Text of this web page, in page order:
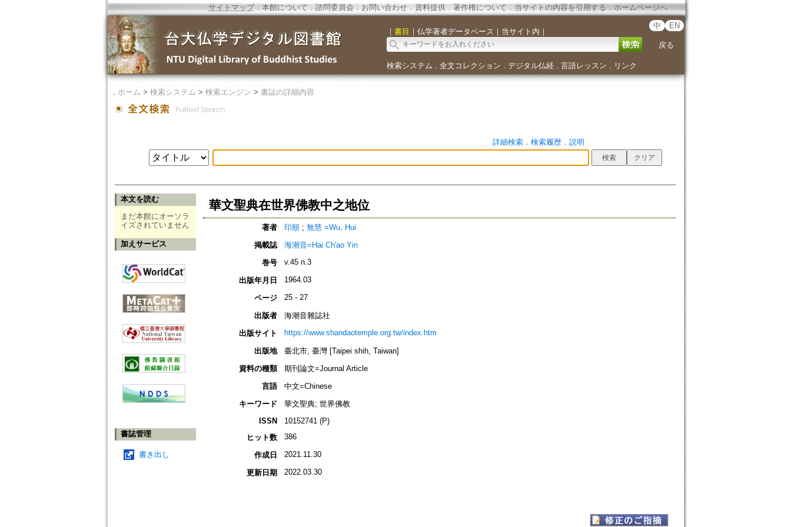
サイトマップ．本館について ． 諮問委員会． お問い合わせ． 資料提供． 著作権について．当サイトの内容を引用する ． ホームページへ
｜ 書目 ｜ 仏学著者データベース ｜ 当サイト内 ｜
中 EN
戻る
検索システム ． 全文コレクション ． デジタル仏経． 言語レッスン ． リンク
． ホーム > 検索システム > 検索エンジン > 書誌の詳細内容
詳細検索． 検索履歴． 説明
本文を読む
まだ本館にオーソラ
イズされていません
加えサービス
書誌管理
書き出し
華文聖典在世界佛教中之地位
著者 印順 ; 無慧 =Wu, Hui
掲載誌
海潮音=Hai Ch'ao Yin
巻号
v.45 n.3
出版年月日 1964.03
ページ 25 - 27
出版者
海潮音雜誌社
出版サイト
https://www.shandaotemple.org.tw/index.htm
出版地
臺北市, 臺灣 [Taipei shih, Taiwan]
資料の種類
期刊論文=Journal Article
言語
中文=Chinese
キーワード
華文聖典; 世界佛教
ISSN
10152741 (P)
ヒット数
386
作成日 2021.11.30
更新日期 2022.03.30